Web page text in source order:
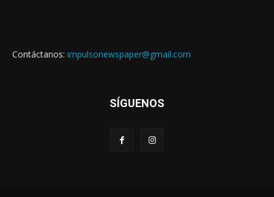
Contáctanos: impulsonewspaper@gmail.com
SÍGUENOS